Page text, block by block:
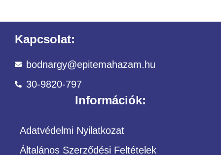
Kapcsolat:
bodnargy@epitemahazam.hu
30-9820-797
Információk:
Adatvédelmi Nyilatkozat
Általános Szerződési Feltételek